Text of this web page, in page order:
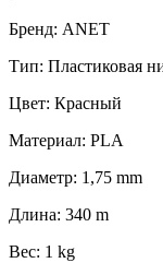
Бренд: ANET
Тип: Пластиковая
Цвет: Красный
Материал: PLA
Диаметр: 1,75 mm
Длина: 340 m
Вес: 1 kg